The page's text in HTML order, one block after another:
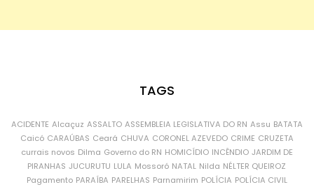
TAGS
ACIDENTE Alcaçuz ASSALTO ASSEMBLEIA LEGISLATIVA DO RN Assu BATATA
Caicó CARAÚBAS Ceará CHUVA CORONEL AZEVEDO CRIME CRUZETA
currais novos Dilma Governo do RN HOMICÍDIO INCÊNDIO JARDIM DE
PIRANHAS JUCURUTU LULA Mossoró NATAL Nilda NÉLTER QUEIROZ
Pagamento PARAÍBA PARELHAS Parnamirim POLÍCIA POLÍCIA CIVIL